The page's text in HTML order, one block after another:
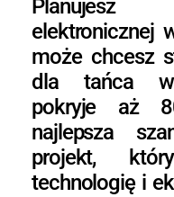
Planujesz
elektronicznej
może chcesz
dla tańca
pokryje aż
najlepsza
projekt,
technologię i